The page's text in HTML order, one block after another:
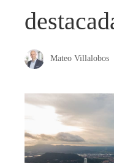
Mateo Villalobos